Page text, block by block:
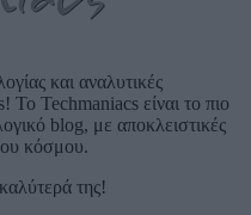
και αναλυτικές
Το Techmaniacs είναι το πιο
blog, με αποκλειστικές
κόσμου.
της!